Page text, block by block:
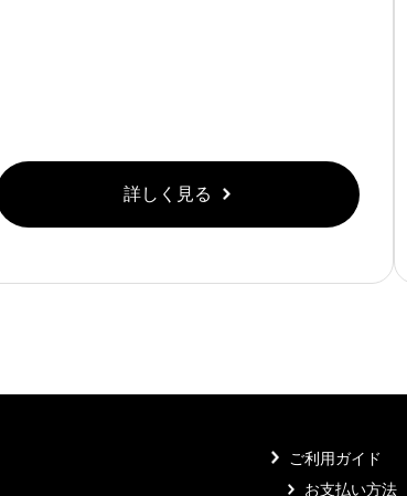
詳しく見る
ご利用ガイド
お支払い方法